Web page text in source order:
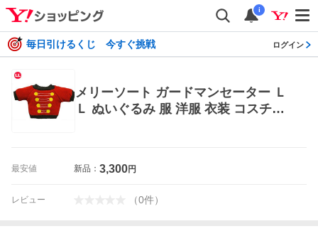
i
毎日引けるくじ 今すぐ挑戦 ログイン
メリーソート ガードマンセーター Ｌ
Ｌ ぬいぐるみ 服 洋服 衣装 コスチュ
最安値 新品： 3,300円
レビュー （0件）